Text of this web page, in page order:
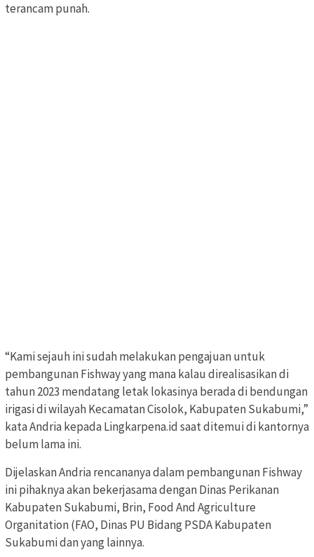
terancam punah.
“Kami sejauh ini sudah melakukan pengajuan untuk
pembangunan Fishway yang mana kalau direalisasikan di
tahun 2023 mendatang letak lokasinya berada di bendungan
irigasi di wilayah Kecamatan Cisolok, Kabupaten Sukabumi,”
kata Andria kepada Lingkarpena.id saat ditemui di kantornya
belum lama ini.
Dijelaskan Andria rencananya dalam pembangunan Fishway
ini pihaknya akan bekerjasama dengan Dinas Perikanan
Kabupaten Sukabumi, Brin, Food And Agriculture
Organitation (FAO, Dinas PU Bidang PSDA Kabupaten
Sukabumi dan yang lainnya.